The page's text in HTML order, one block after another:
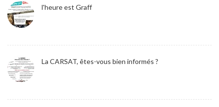
l'heure est Graff
La CARSAT, êtes-vous bien informés ?